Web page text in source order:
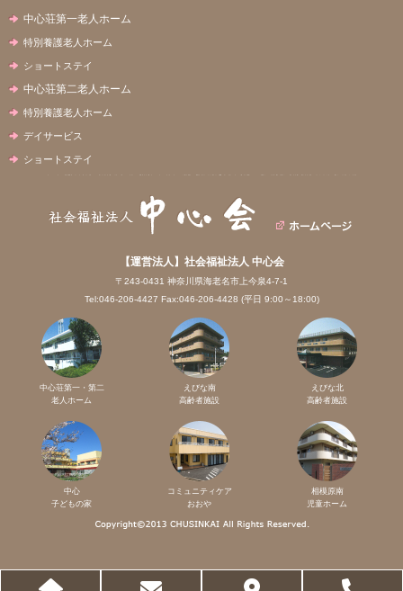
中心荘第一老人ホーム
特別養護老人ホーム
ショートステイ
中心荘第二老人ホーム
特別養護老人ホーム
デイサービス
ショートステイ
【運営法人】社会福祉法人 中心会
〒243-0431 神奈川県海老名市上今泉4-7-1
Tel:046-206-4427 Fax:046-206-4428 (平日 9:00～18:00)
中心荘第一・第二
老人ホーム
えびな南
高齢者施設
えびな北
高齢者施設
中心
子どもの家
コミュニティケア
おおや
相模原南
児童ホーム